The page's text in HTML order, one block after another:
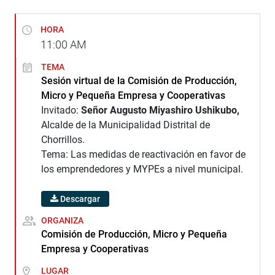
HORA
11:00 AM
TEMA
Sesión virtual de la Comisión de Producción,
Micro y Pequeña Empresa y Cooperativas
Invitado: Señor Augusto Miyashiro Ushikubo,
Alcalde de la Municipalidad Distrital de
Chorrillos.
Tema: Las medidas de reactivación en favor de
los emprendedores y MYPEs a nivel municipal.
Descargar
ORGANIZA
Comisión de Producción, Micro y Pequeña
Empresa y Cooperativas
LUGAR